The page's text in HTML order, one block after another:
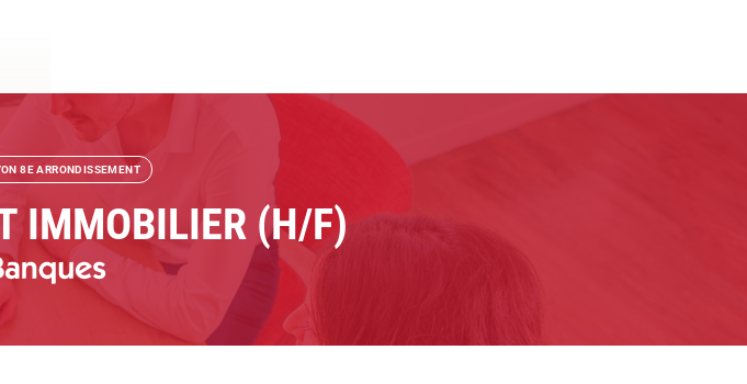
8E ARRONDISSEMENT
IMMOBILIER (H/F)